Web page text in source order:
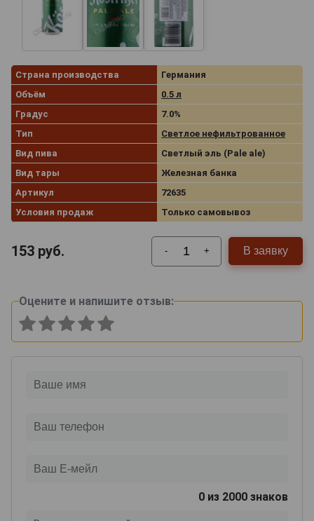
Страна производства
Германия
Объём
0.5 л
Градус
7.0%
Тип
Светлое нефильтрованное
Вид пива
Светлый эль (Pale ale)
Вид тары
Железная банка
Артикул
72635
Условия продаж
Только самовывоз
153 руб. - + В заявку
Оцените и напишите отзыв:
0 из 2000 знаков